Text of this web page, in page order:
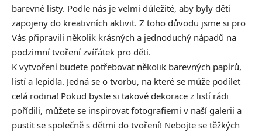
barevné listy. Podle nás je velmi důležité, aby byly děti
zapojeny do kreativních aktivit. Z toho důvodu jsme si pro
Vás připravili několik krásných a jednoduchý nápadů na
podzimní tvoření zvířátek pro děti.
K vytvoření budete potřebovat několik barevných papírů,
listí a lepidla. Jedná se o tvorbu, na které se může podílet
celá rodina! Pokud byste si takové dekorace z listí rádi
pořídili, můžete se inspirovat fotografiemi v naší galerii a
pustit se společně s dětmi do tvoření! Nebojte se těžkých